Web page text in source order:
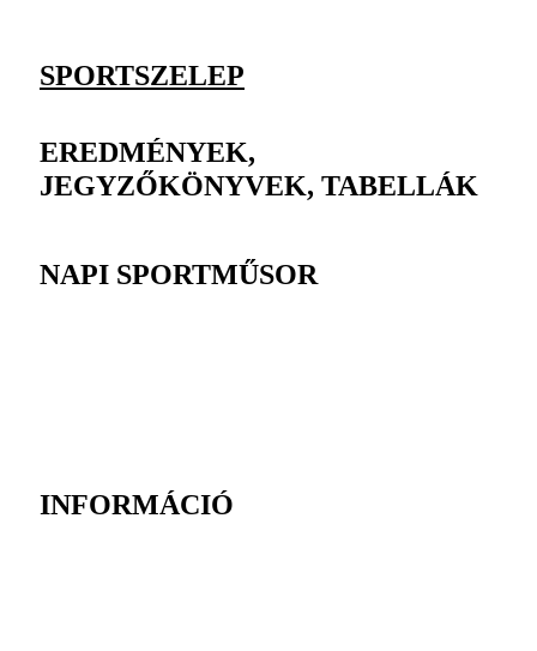
SPORTSZELEP
EREDMÉNYEK,
JEGYZŐKÖNYVEK, TABELLÁK
NAPI SPORTMŰSOR
INFORMÁCIÓ